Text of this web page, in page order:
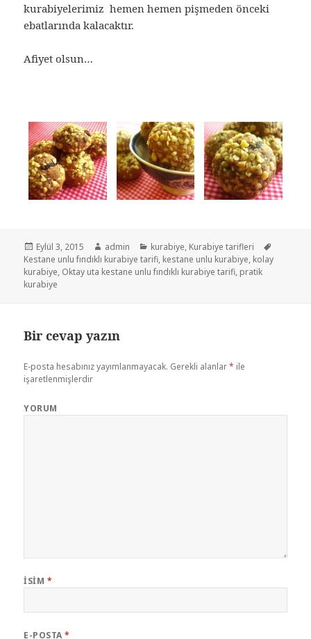
kurabiyelerimiz hemen hemen pişmeden önceki
ebatlarında kalacaktır.
Afiyet olsun…
Yayın
tarihi
Eylül 3, 2015 Yazar
admin Kategoriler
kurabiye, Kurabiye tarifleri
Kestane unlu fındıklı kurabiye tarifi, kestane unlu kurabiye, kolay
kurabiye, Oktay uta kestane unlu fındıklı kurabiye tarifi, pratik
kurabiye
Bir cevap yazın
E-posta hesabınız yayımlanmayacak. Gerekli alanlar* ile
işaretlenmişlerdir
YORUM
İSIM *
E-POSTA*